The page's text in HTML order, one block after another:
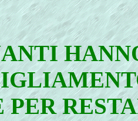
PER